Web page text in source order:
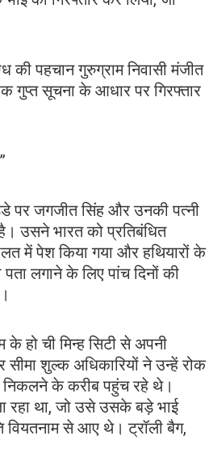
पहचान गुरुग्राम निवासी मंजीत
गुप्त सूचना के आधार पर गिरफ्तार
पर जगजीत सिंह और उनकी पत्नी
उसने भारत को प्रतिबंधित
में पेश किया गया और हथियारों के
लगाने के लिए पांच दिनों की
हो ची मिन्ह सिटी से अपनी
शुल्क अधिकारियों ने उन्हें रोक
के करीब पहुंच रहे थे।
रहा था, जो उसे उसके बड़े भाई
वियतनाम से आए थे। ट्रॉली बैग,